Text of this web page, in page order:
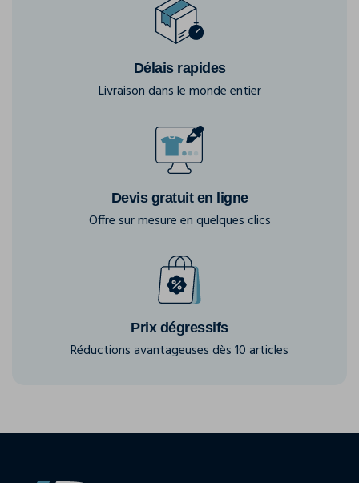
Délais rapides
Livraison dans le monde entier
Devis gratuit en ligne
Offre sur mesure en quelques clics
Prix dégressifs
Réductions avantageuses dès 10 articles